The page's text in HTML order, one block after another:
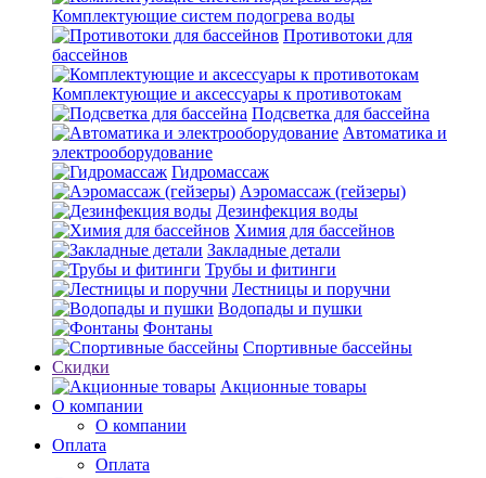
Комплектующие систем подогрева воды
Противотоки для
бассейнов
Комплектующие и аксессуары к противотокам
Подсветка для бассейна
Автоматика и
электрооборудование
Гидромассаж
Аэромассаж (гейзеры)
Дезинфекция воды
Химия для бассейнов
Закладные детали
Трубы и фитинги
Лестницы и поручни
Водопады и пушки
Фонтаны
Спортивные бассейны
Скидки
Акционные товары
О компании
О компании
Оплата
Оплата